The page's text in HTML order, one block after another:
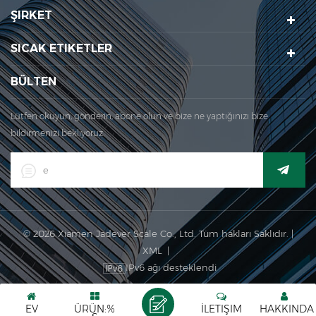
ISO 9001: 2000 Sertifika.
ŞIRKET
SICAK ETIKETLER
BÜLTEN
Lütfen okuyun, gönderin, abone olun ve bize ne yaptığınızı bize
bildirmenizi bekliyoruz.
© 2026 Xiamen Jadever Scale Co., Ltd. Tüm hakları Saklıdır. |
XML |
IPv6 ağı desteklendi
EV ÜRÜN:% HAKKINDA
İLETIŞIM